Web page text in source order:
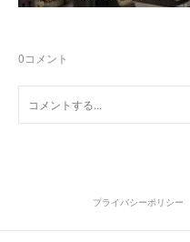
0コメント
プライバシーポリシー